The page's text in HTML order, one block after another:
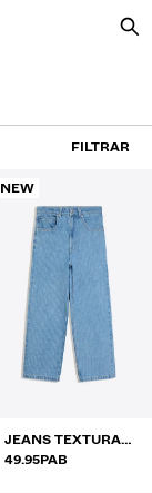
FILTRAR
NEW
JEANS TEXTURA
CUADROS
49.95PAB